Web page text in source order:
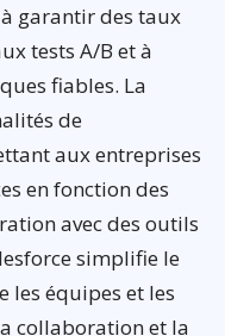
garantir des taux
tests A/B et à
fiables. La
de
aux entreprises
en fonction des
avec des outils
simplifie le
les équipes et les
collaboration et la